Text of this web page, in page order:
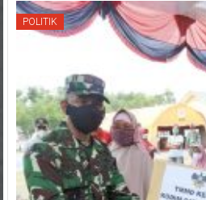
POLITIK